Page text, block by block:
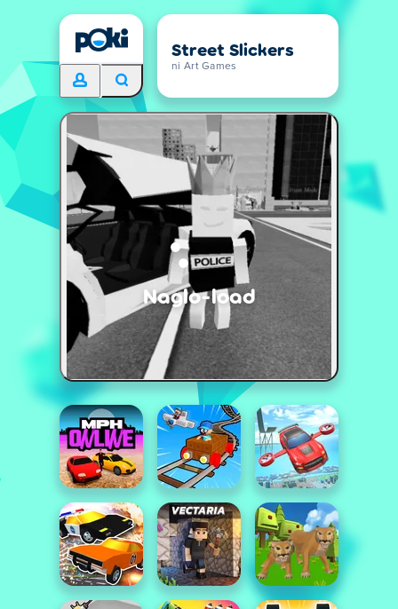
Street Slickers
ni Art Games
Naglo-load